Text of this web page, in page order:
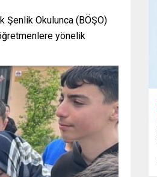
Şenlik Okulunca (BÖŞO)
yönelik